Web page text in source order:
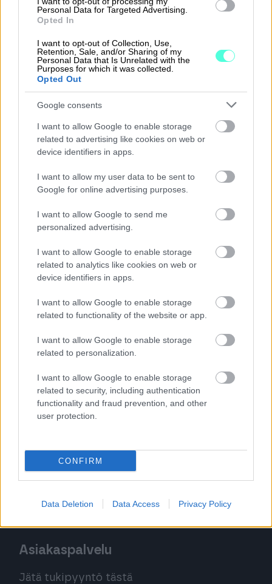
Personal Data for Targeted Advertising.
Opted In
I want to opt-out of Collection, Use,
Retention, Sale, and/or Sharing of my
Personal Data that Is Unrelated with the
Purposes for which it was collected.
Opted Out
Google consents
I want to allow Google to enable storage
related to advertising like cookies on web or
device identifiers in apps.
I want to allow my user data to be sent to
Google for online advertising purposes.
I want to allow Google to send me
personalized advertising.
I want to allow Google to enable storage
related to analytics like cookies on web or
device identifiers in apps.
I want to allow Google to enable storage
related to functionality of the website or app.
I want to allow Google to enable storage
related to personalization.
I want to allow Google to enable storage
related to security, including authentication
functionality and fraud prevention, and other
user protection.
CONFIRM
Data Deletion Data Access Privacy Policy
Ratkaisut
Procountor
Procountor Solo
Sopimuskone
Finago Sign
Procountor Tallennus
Tutustu ohjelmistoihin
Tutustu Procountor Soloon
Kokeile Sopimuskonetta
Kirjaudu ohjelmistoihin
Procountor
Sopimuskone
Asiakaspalvelu
Jätä tukipyyntö tästä